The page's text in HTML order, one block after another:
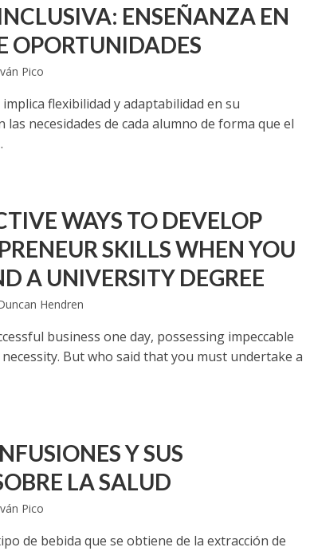
ENSEÑANZA EN
OPORTUNIDADES
Pico
implica flexibilidad y adaptabilidad en su
las necesidades de cada alumno de forma que el
WAYS TO DEVELOP
SKILLS WHEN YOU
A UNIVERSITY DEGREE
Hendren
business one day, possessing impeccable
But who said that you must undertake a
Y SUS
LA SALUD
Pico
de bebida que se obtiene de la extracción de